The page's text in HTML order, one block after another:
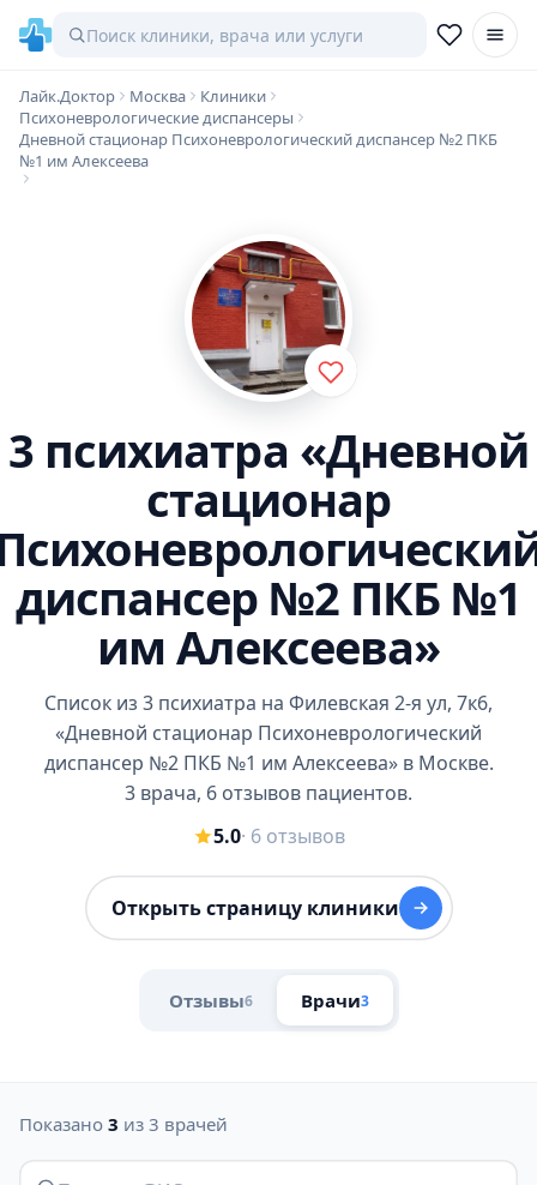
Лайк.Доктор Москва
Клиники
Психоневрологические диспансеры
Дневной стационар Психоневрологический диспансер №2 ПКБ
№1 им Алексеева
3 психиатра «Дневной
стационар
диспансер №2 ПКБ №1
им Алексеева»
Список из 3 психиатра на Филевская 2-я ул, 7к6,
«Дневной стационар Психоневрологический
диспансер №2 ПКБ №1 им Алексеева» в Москве.
3 врача, 6 отзывов пациентов.
5.0· 6 отзывов
Открыть страницу клиники
Отзывы6 Врачи3
Показано 3 из 3 врачей